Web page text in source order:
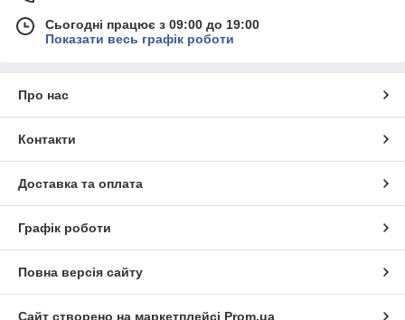
Сьогодні працює з 09:00 до 19:00
Показати весь графік роботи
Про нас
Контакти
Доставка та оплата
Графік роботи
Повна версія сайту
Сайт створено на маркетплейсі Prom.ua